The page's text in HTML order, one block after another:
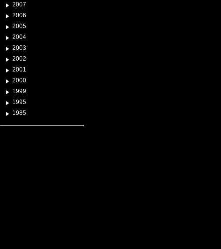
2007
2006
2005
2004
2003
2002
2001
2000
1999
1995
1985